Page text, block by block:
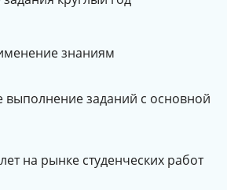
знаниям
заданий с основной
на рынке студенческих работ